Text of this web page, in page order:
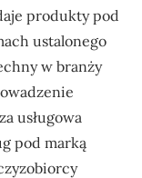
produkty pod
ustalonego
w branży
usługowa
pod marką